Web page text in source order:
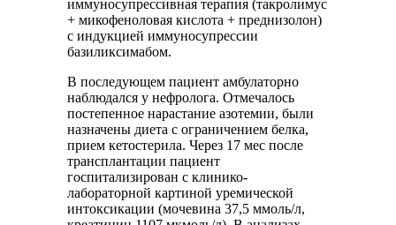
иммуносупрессивная терапия (такролимус
+ микофеноловая кислота + преднизолон)
с индукцией иммуносупрессии
базиликсимабом.
В последующем пациент амбулаторно
наблюдался у нефролога. Отмечалось
постепенное нарастание азотемии, были
назначены диета с ограничением белка,
прием кетостерила. Через 17 мес после
трансплантации пациент
госпитализирован с клинико-
лабораторной картиной уремической
интоксикации (мочевина 37,5 ммоль/л,